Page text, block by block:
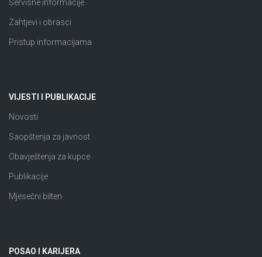
Servisne informacije
Zahtjevi i obrasci
Pristup informacijama
VIJESTI I PUBLIKACIJE
Novosti
Saopštenja za javnost
Obavještenja za kupce
Publikacije
Mjesečni bilten
POSAO I KARIJERA